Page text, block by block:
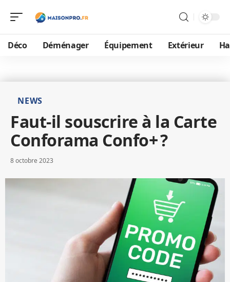
Déco Déménager Équipement Extérieur
NEWS
Faut-il souscrire à la Carte
Conforama Confo+ ?
8 octobre 2023